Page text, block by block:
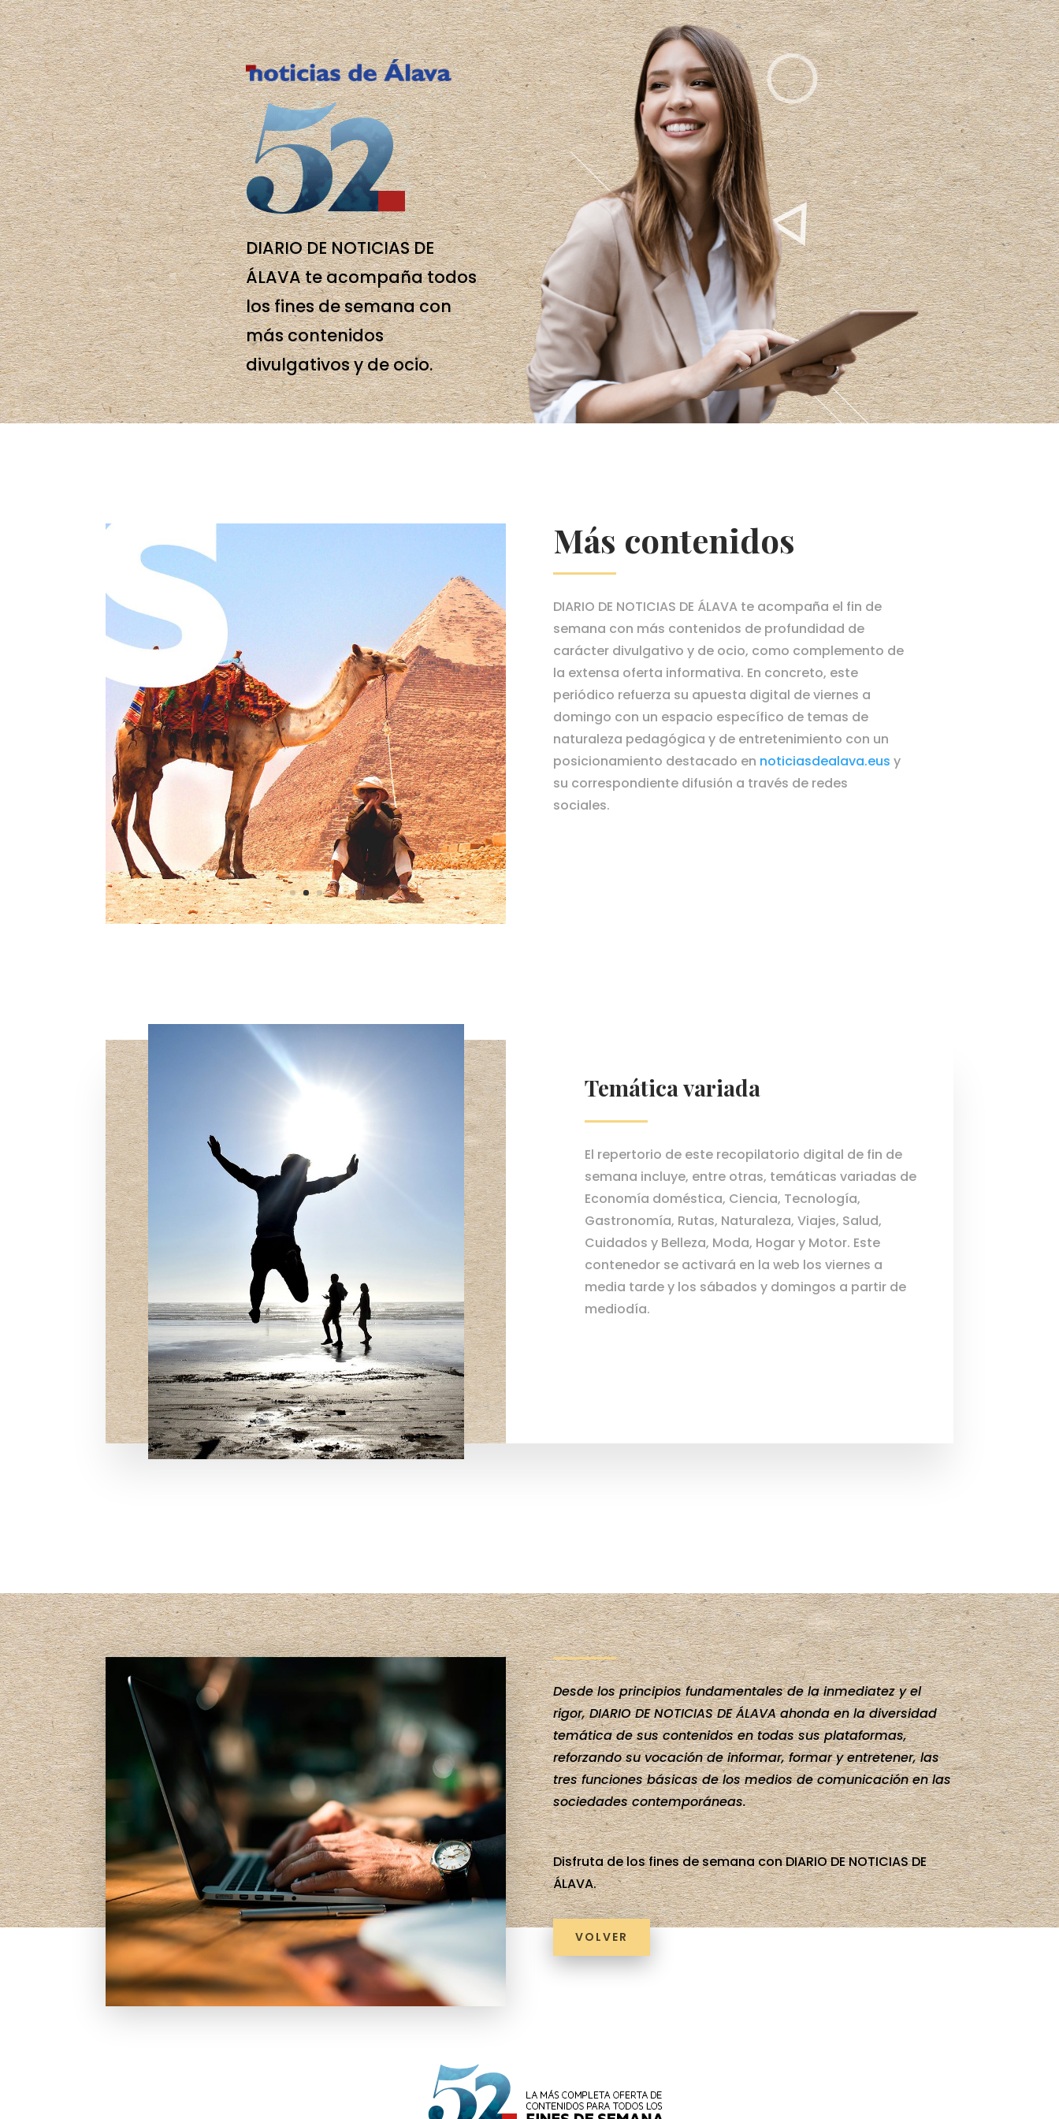
DIARIO DE NOTICIAS DE
ÁLAVA te acompaña todos
los fines de semana con
más contenidos
divulgativos y de ocio.
Más contenidos
DIARIO DE NOTICIAS DE ÁLAVA te acompaña el fin de
semana con más contenidos de profundidad de
carácter divulgativo y de ocio, como complemento de
la extensa oferta informativa. En concreto, este
periódico refuerza su apuesta digital de viernes a
domingo con un espacio específico de temas de
naturaleza pedagógica y de entretenimiento con un
posicionamiento destacado en noticiasdealava.eus y
su correspondiente difusión a través de redes
sociales.
Temática variada
El repertorio de este recopilatorio digital de fin de
semana incluye, entre otras, temáticas variadas de
Economía doméstica, Ciencia, Tecnología,
Gastronomía, Rutas, Naturaleza, Viajes, Salud,
Cuidados y Belleza, Moda, Hogar y Motor. Este
contenedor se activará en la web los viernes a
media tarde y los sábados y domingos a partir de
mediodía.
Desde los principios fundamentales de la inmediatez y el
rigor, DIARIO DE NOTICIAS DE ÁLAVA ahonda en la diversidad
temática de sus contenidos en todas sus plataformas,
reforzando su vocación de informar, formar y entretener, las
tres funciones básicas de los medios de comunicación en las
sociedades contemporáneas.
Disfruta de los fines de semana con DIARIO DE NOTICIAS DE
ÁLAVA.
VOLVER